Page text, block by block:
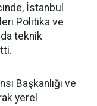
İstanbul
Politika ve
teknik
Başkanlığı ve
yerel